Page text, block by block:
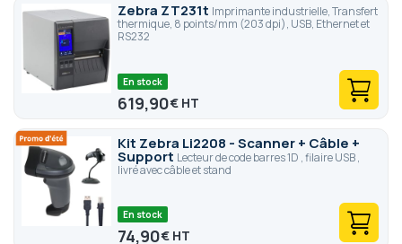
Zebra ZT231t Imprimante industrielle, Transfert
thermique, 8 points/mm (203 dpi), USB, Ethernet et
RS232
En stock
619,90€
Kit Zebra Li2208 - Scanner + Câble +
Support Lecteur de code barres 1D , filaire USB ,
livré avec câble et stand
En stock
74,90€